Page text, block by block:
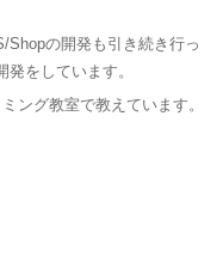
Shopの開発も引き続き行っ
をしています。
ング教室で教えています。